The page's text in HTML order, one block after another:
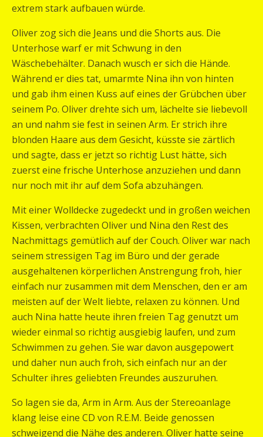
extrem stark aufbauen würde.
Oliver zog sich die Jeans und die Shorts aus. Die
Unterhose warf er mit Schwung in den
Wäschebehälter. Danach wusch er sich die Hände.
Während er dies tat, umarmte Nina ihn von hinten
und gab ihm einen Kuss auf eines der Grübchen über
seinem Po. Oliver drehte sich um, lächelte sie liebevoll
an und nahm sie fest in seinen Arm. Er strich ihre
blonden Haare aus dem Gesicht, küsste sie zärtlich
und sagte, dass er jetzt so richtig Lust hätte, sich
zuerst eine frische Unterhose anzuziehen und dann
nur noch mit ihr auf dem Sofa abzuhängen.
Mit einer Wolldecke zugedeckt und in großen weichen
Kissen, verbrachten Oliver und Nina den Rest des
Nachmittags gemütlich auf der Couch. Oliver war nach
seinem stressigen Tag im Büro und der gerade
ausgehaltenen körperlichen Anstrengung froh, hier
einfach nur zusammen mit dem Menschen, den er am
meisten auf der Welt liebte, relaxen zu können. Und
auch Nina hatte heute ihren freien Tag genutzt um
wieder einmal so richtig ausgiebig laufen, und zum
Schwimmen zu gehen. Sie war davon ausgepowert
und daher nun auch froh, sich einfach nur an der
Schulter ihres geliebten Freundes auszuruhen.
So lagen sie da, Arm in Arm. Aus der Stereoanlage
klang leise eine CD von R.E.M. Beide genossen
schweigend die Nähe des anderen. Oliver hatte seine